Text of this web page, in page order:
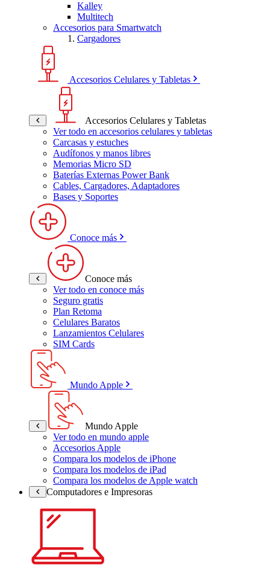
Kalley
Multitech
Accesorios para Smartwatch
Cargadores
Accesorios Celulares y Tabletas
Accesorios Celulares y Tabletas
Ver todo en accesorios celulares y tabletas
Carcasas y estuches
Audífonos y manos libres
Memorias Micro SD
Baterías Externas Power Bank
Cables, Cargadores, Adaptadores
Bases y Soportes
Conoce más
Conoce más
Ver todo en conoce más
Seguro gratis
Plan Retoma
Celulares Baratos
Lanzamientos Celulares
SIM Cards
Mundo Apple
Mundo Apple
Ver todo en mundo apple
Accesorios Apple
Compara los modelos de iPhone
Compara los modelos de iPad
Compara los modelos de Apple watch
Computadores e Impresoras